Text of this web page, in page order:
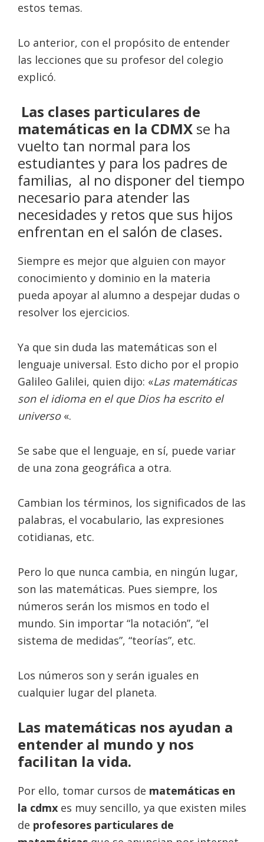
estos temas.
Lo anterior, con el propósito de entender
las lecciones que su profesor del colegio
explicó.
Las clases particulares de
matemáticas en la CDMX se ha
vuelto tan normal para los
estudiantes y para los padres de
familias, al no disponer del tiempo
necesario para atender las
necesidades y retos que sus hijos
enfrentan en el salón de clases.
Siempre es mejor que alguien con mayor
conocimiento y dominio en la materia
pueda apoyar al alumno a despejar dudas o
resolver los ejercicios.
Ya que sin duda las matemáticas son el
lenguaje universal. Esto dicho por el propio
Galileo Galilei, quien dijo: «Las matemáticas
son el idioma en el que Dios ha escrito el
universo«.
Se sabe que el lenguaje, en sí, puede variar
de una zona geográfica a otra.
Cambian los términos, los significados de las
palabras, el vocabulario, las expresiones
cotidianas, etc.
Pero lo que nunca cambia, en ningún lugar,
son las matemáticas. Pues siempre, los
números serán los mismos en todo el
mundo. Sin importar “la notación”, “el
sistema de medidas”, “teorías”, etc.
Los números son y serán iguales en
cualquier lugar del planeta.
Las matemáticas nos ayudan a
entender al mundo y nos
facilitan la vida.
Por ello, tomar cursos de matemáticas en
la cdmx es muy sencillo, ya que existen miles
de profesores particulares de